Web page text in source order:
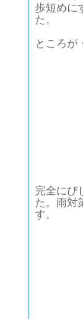
歩短めに
た。
ところが
完全にび
た。雨対
す。